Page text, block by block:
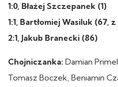
1:0, Błażej Szczepanek (1)
1:1, Bartłomiej Wasiluk (67,
2:1, Jakub Branecki (86)
Chojniczanka: Damian
Tomasz Boczek, Beniamin